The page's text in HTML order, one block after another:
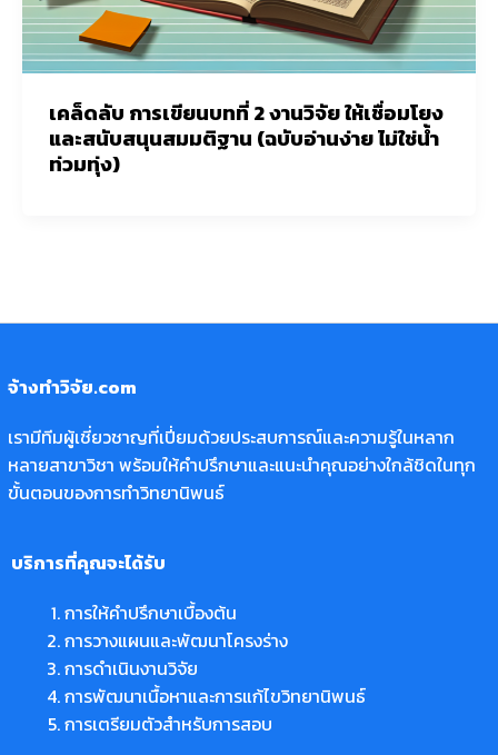
เคล็ดลับ การเขียนบทที่ 2 งานวิจัย ให้เชื่อมโยง
และสนับสนุนสมมติฐาน (ฉบับอ่านง่าย ไม่ใช่น้ำ
ท่วมทุ่ง)
จ้างทำวิจัย.com
เรามีทีมผู้เชี่ยวชาญที่เปี่ยมด้วยประสบการณ์และความรู้ในหลาก
หลายสาขาวิชา พร้อมให้คำปรึกษาและแนะนำคุณอย่างใกล้ชิดในทุก
ขั้นตอนของการทำวิทยานิพนธ์
บริการที่คุณจะได้รับ
การให้คำปรึกษาเบื้องต้น
การวางแผนและพัฒนาโครงร่าง
การดำเนินงานวิจัย
การพัฒนาเนื้อหาและการแก้ไขวิทยานิพนธ์
การเตรียมตัวสำหรับการสอบ